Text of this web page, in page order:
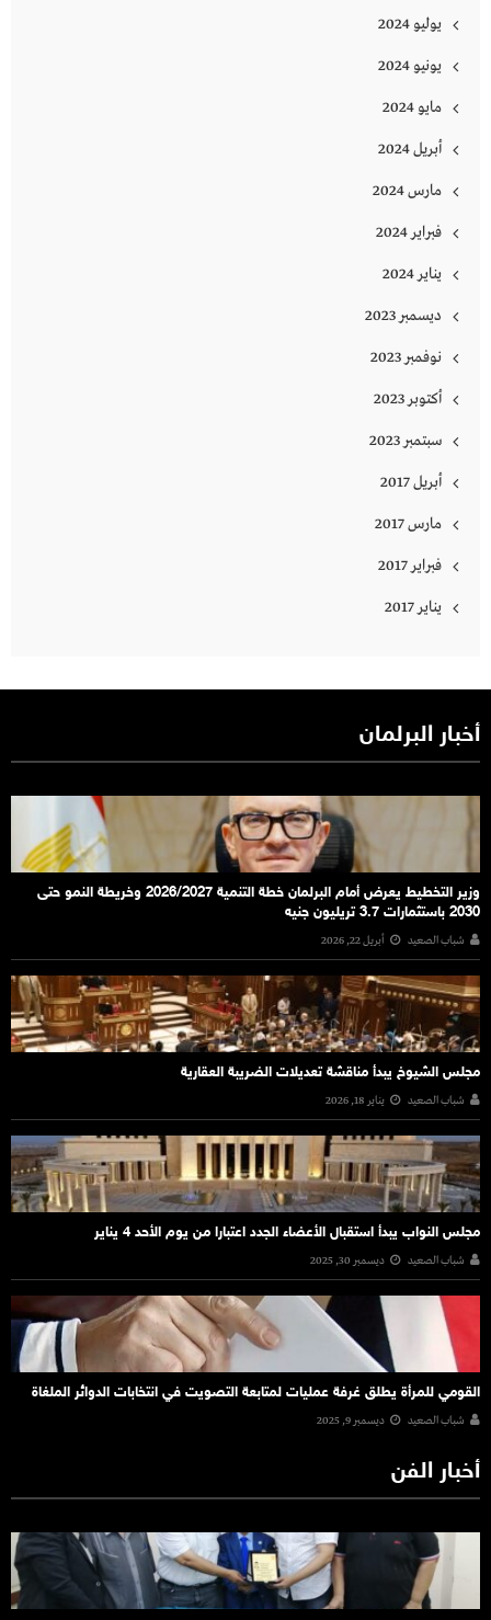
يوليو 2024
يونيو 2024
مايو 2024
أبريل 2024
مارس 2024
فبراير 2024
يناير 2024
ديسمبر 2023
نوفمبر 2023
أكتوبر 2023
سبتمبر 2023
أبريل 2017
مارس 2017
فبراير 2017
يناير 2017
أخبار البرلمان
وزير التخطيط يعرض أمام البرلمان خطة التنمية 2026/2027 وخريطة النمو حتى
2030 باستثمارات 3.7 تريليون جنيه
شباب الصعيد أبريل 22, 2026
مجلس الشيوخ يبدأ مناقشة تعديلات الضريبة العقارية
شباب الصعيد يناير 18, 2026
مجلس النواب يبدأ استقبال الأعضاء الجدد اعتبارا من يوم الأحد 4 يناير
شباب الصعيد ديسمبر 30, 2025
القومي للمرأة يطلق غرفة عمليات لمتابعة التصويت في انتخابات الدوائر الملغاة
شباب الصعيد ديسمبر 9, 2025
أخبار الفن